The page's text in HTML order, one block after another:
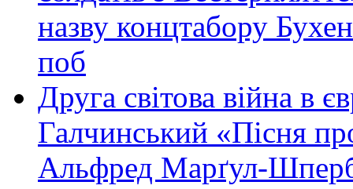
назву концтабору
поб
Друга світова війна в
Галчинський «Пісня
Альфред Марґул-